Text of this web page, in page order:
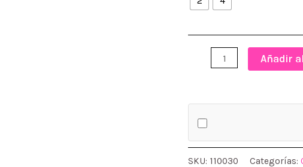
CONJUNTO
cantidad
Añadir
SKU: 110030 Categorías: